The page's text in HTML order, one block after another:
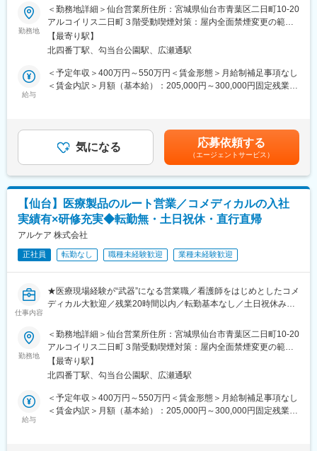
して安定就業が可能です。（登用率98%、試験ノルマなし）
【同社の魅力】
◆医療業界に貢献：
最新のIoT技術に注力しており、これまで人の手でアナログに行わ
れていた薬剤管理を、全自動で管理、調整、計測、分包まで対応
可能にしました。当社の製品やシステムが、24時間止めてはなら
調剤というニッチな分野で、業界トップクラスのシェアを誇る製
品が多数あります。寡占市場だからこそ、競合製品を使っている
顧客からいかにシェアを獲得するか試行錯誤する面白さがありま
変更の範囲：会社の定める業務
■仕事内容：
担当エリアの医療機関および販売代理店に対し提案活動を担って
いただきます。ギプスや包帯、スキンケア製品等の消耗品から、
リハビリ機器、超音波画像診断装置など、アルケアが扱っている
全製品を幅広くご提案いただくことができます。
※出張もしくは日帰りにて担当エリアをお持ちいただきます。直行
■入社後の研修体制：
入社時の研修と、現場配属後のOJTを実施します。異業界からの
中途入社者も多く、安心できる教育体制を整えています。また、
■働きやすい環境：
・残業：平均20時間程度
・土日祝休み・年休124日(2025年度実績)
・緊急対応：基本なし
・転勤：希望勤務地制度が設けられており、個人の意に反する転
勤はありません
・福利厚生：扶養手当、住宅手当あり（社内規定に基づき支給）
・産休・育休制度：女性社員の取得率100％、男性社員も複数名
取得実績あり
同社は「人の役に立ちたい」「医療に貢献したい」という思いや
りを持った社員が活躍しており、お互いに助け合う風土が根付い
ています。
今から70年近く前、病院で骨折治療をする際には、看護師の方が
した。
「看護師の方の負担を軽くしたい」、「患者さんが早く治療を受
勤務地
＜勤務地詳細＞仙台営業所住所：宮城県仙台市青葉区二日町10-20
アルコイリス二日町３階受動喫煙対策：屋内全面禁煙変更の範
囲：会社の定める事業所（リモートワーク含む）
【最寄り駅】
北四番丁駅、勾当台公園駅、広瀬通駅
給与
＜予定年収＞400万円～550万円＜賃金形態＞月給制補足事項なし
＜賃金内訳＞月額（基本給）：205,000円～300,000円固定残業手
＞※固定残業代は外勤手当として支給いたします。※ご経験・スキ
ルを考慮し、社内規定により決定いたします。■昇給：年1回（7
月）■賞与：年2回（3月・9月／※過去実績：4.4ヶ月）賃金はあく
までも目安の金額であり、選考を通じて上下する可能性がありま
す。月給(月額)は固定手当を含めた表記です。
気になる 応募依頼する
（エージェントサービス）
【仙台】医療製品のルート営業／コメディカルの入社
実績有×研修充実◆転勤無・土日祝休・直行直帰
アルケア 株式会社
正社員 転勤なし 職種未経験歓迎 業種未経験歓迎
仕事内容
★医療現場経験が“武器”になる営業職／看護師をはじめとしたコメ
ディカル大歓迎／残業20時間以内／転勤基本なし／土日祝休み／
績あり★
患者さんと現場に寄り添える営業として、医療の課題を本気で解
決する仕事です。転勤は原則なく、働きやすさも抜群。社員を大
切にする日系ホワイト企業で、医療の未来づくりに貢献しません
か？
勤務地
＜勤務地詳細＞仙台営業所住所：宮城県仙台市青葉区二日町10-20
アルコイリス二日町３階受動喫煙対策：屋内全面禁煙変更の範
囲：会社の定める事業所
【最寄り駅】
北四番丁駅、勾当台公園駅、広瀬通駅
給与
＜予定年収＞400万円～550万円＜賃金形態＞月給制補足事項なし
＜賃金内訳＞月額（基本給）：205,000円～300,000円固定残業手